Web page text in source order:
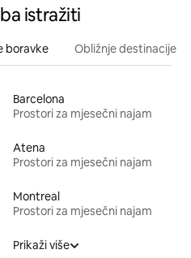
istražiti
boravke Obližnje destinacije
Barcelona
Prostori za mjesečni najam
Atena
Prostori za mjesečni najam
Montreal
Prostori za mjesečni najam
Prikaži više